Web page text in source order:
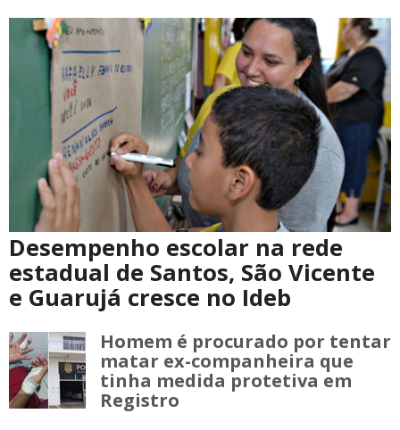
Desempenho escolar na rede
estadual de Santos, São Vicente
e Guarujá cresce no Ideb
Homem é procurado por tentar
matar ex-companheira que
tinha medida protetiva em
Registro